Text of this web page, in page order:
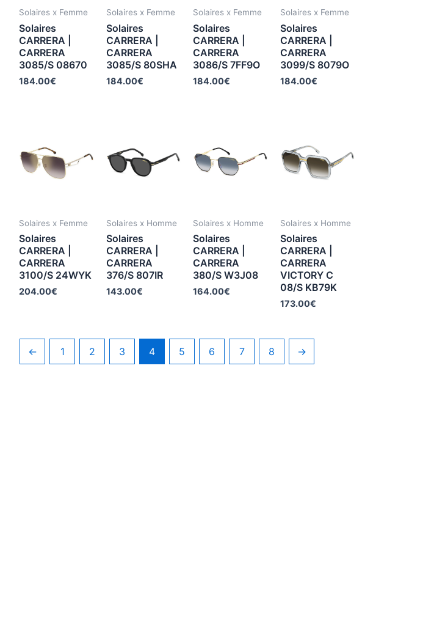
Solaires x Femme
Solaires
CARRERA |
CARRERA
3085/S 08670
184.00€
Solaires x Femme
Solaires
CARRERA |
CARRERA
3085/S 80SHA
184.00€
Solaires x Femme
Solaires
CARRERA |
CARRERA
3086/S 7FF9O
184.00€
Solaires x Femme
Solaires
CARRERA |
CARRERA
3099/S 8079O
184.00€
Solaires x Femme
Solaires
CARRERA |
CARRERA
3100/S 24WYK
204.00€
Solaires x Homme
Solaires
CARRERA |
CARRERA
376/S 807IR
143.00€
Solaires x Homme
Solaires
CARRERA |
CARRERA
380/S W3J08
164.00€
Solaires x Homme
Solaires
CARRERA |
CARRERA
VICTORY C
08/S KB79K
173.00€
← 1 2 3 4 5 6 7 8 →